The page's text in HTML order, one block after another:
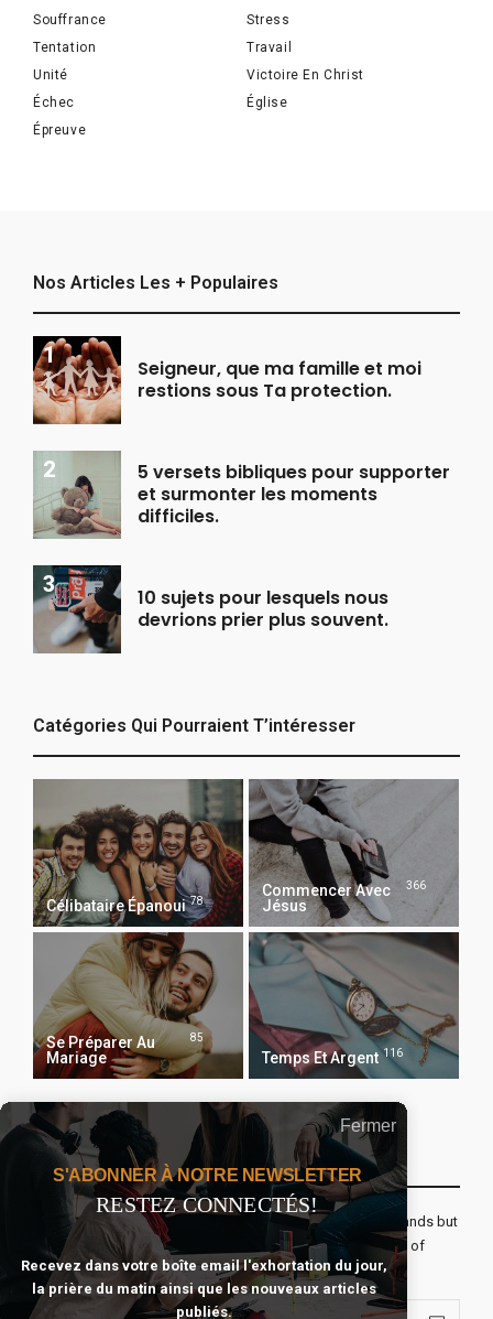
Souffrance
Stress
Tentation
Travail
Unité
Victoire En Christ
Échec
Église
Épreuve
Nos Articles Les + Populaires
Seigneur, que ma famille et moi
restions sous Ta protection.
5 versets bibliques pour supporter
et surmonter les moments
difficiles.
10 sujets pour lesquels nous
devrions prier plus souvent.
Catégories Qui Pourraient T’intéresser
Célibataire Épanoui 78
Commencer Avec
Jésus
366
Se Préparer Au
Mariage
85
Temps Et Argent 116
Recevoir Notre Newsletter Chaque Matin
The real voyage of discovery consists not in seeking new lands but
seeing with new eyes. All journeys have secret destinations of
which the traveler is unaware.
Fermer
S'ABONNER À NOTRE NEWSLETTER
RESTEZ CONNECTÉS!
Recevez dans votre boîte email l'exhortation du jour,
la prière du matin ainsi que les nouveaux articles
publiés.